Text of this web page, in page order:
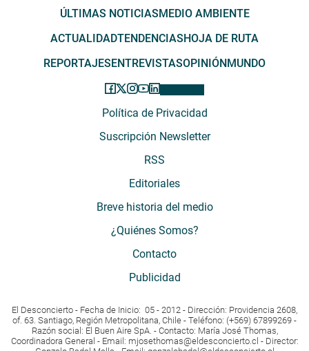
ÚLTIMAS NOTICIAS MEDIO AMBIENTE
ACTUALIDADTENDENCIAS HOJA DE RUTA
REPORTAJES ENTREVISTASOPINIÓN MUNDO
Política de Privacidad
Suscripción Newsletter
RSS
Editoriales
Breve historia del medio
¿Quiénes Somos?
Contacto
Publicidad
El Desconcierto - Fecha de Inicio: 05 - 2012 - Dirección: Providencia 2608,
of. 63. Santiago, Región Metropolitana, Chile - Teléfono: (+569) 67899269 -
Razón social: El Buen Aire SpA. - Contacto: María José Thomas,
Coordinadora General - Email: mjosethomas@eldesconcierto.cl - Director: